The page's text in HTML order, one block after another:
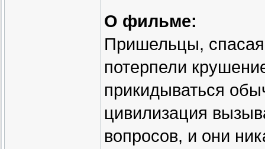
О фильме:
Пришельцы,
потерпели
прикидываться
цивилизация
вопросов, и они